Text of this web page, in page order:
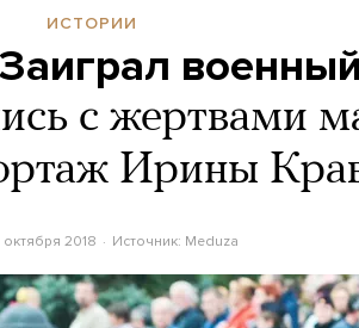
ИСТОРИИ
с жертвами
Ирины
октября 2018 Источник: Meduza